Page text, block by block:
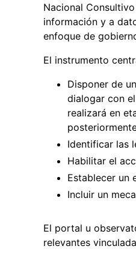
Nacional
información y a
enfoque de
El instrumento
Disponer de
dialogar con
realizará en
Identificar las
Habilitar el
Establecer un
Incluir un
El portal u
relevantes